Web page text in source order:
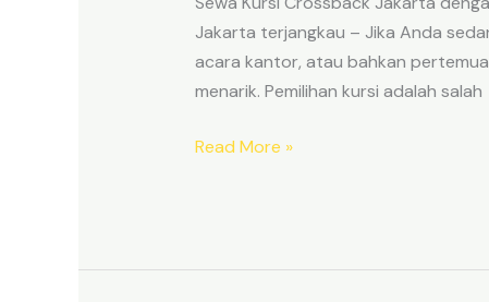
Jakarta terjangkau – Jika Anda
acara kantor, atau bahkan
menarik. Pemilihan kursi adalah salah
HARGA
JAKARTA
Read More »